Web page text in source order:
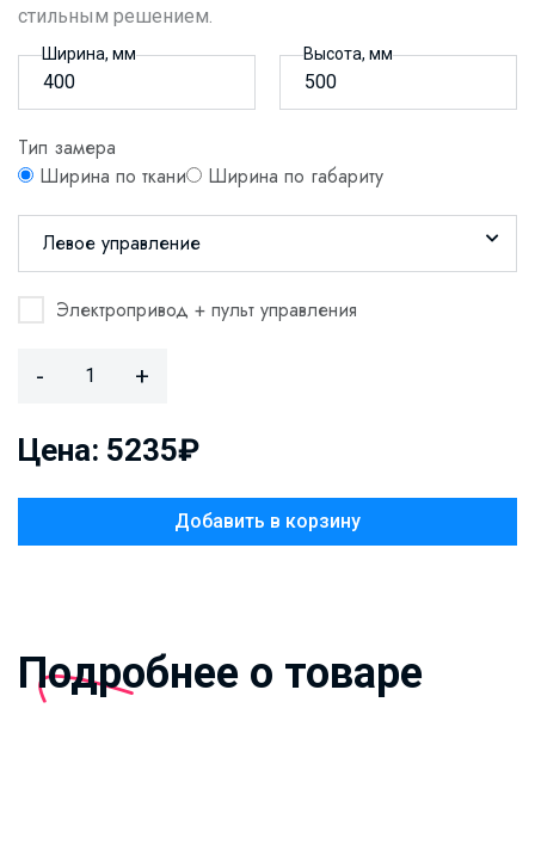
стильным решением.
Ширина, мм Высота, мм
Тип замера
Ширина по ткани
Ширина по габариту
Левое управление
Электропривод + пульт управления
- +
Цена: 5235₽
Добавить в корзину
Подробнее о товаре